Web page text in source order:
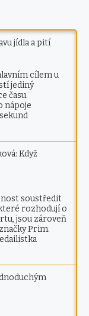
jídla a pití
cílem u
jediný
času.
nápoje
Když
soustředit
rozhodují o
jsou zároveň
Prim.